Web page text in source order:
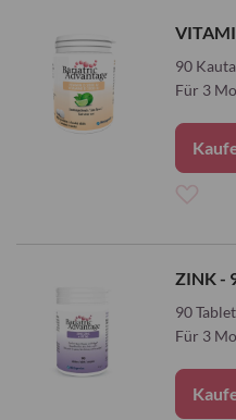
90
Für 3
ZINK -
90
Für 3